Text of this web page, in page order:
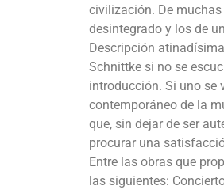
civilización. De
desintegrado y los de
Descripción
Schnittke si no se
introducción. Si uno se
contemporáneo de la
que, sin dejar de ser
procurar una
Entre las obras que
las siguientes: